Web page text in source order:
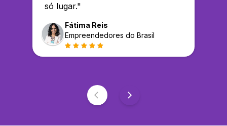
só lugar."
Fátima Reis
Empreendedores do Brasil